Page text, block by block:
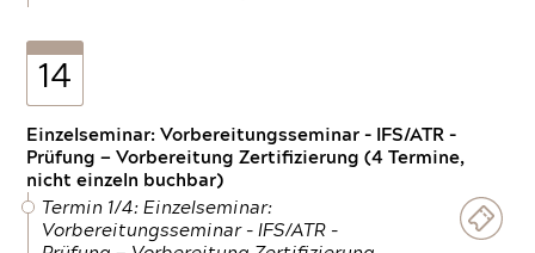
14
Einzelseminar: Vorbereitungsseminar - IFS/ATR -
Prüfung — Vorbereitung Zertifizierung (4 Termine,
nicht einzeln buchbar)
Termin 1/4: Einzelseminar:
Vorbereitungsseminar - IFS/ATR -